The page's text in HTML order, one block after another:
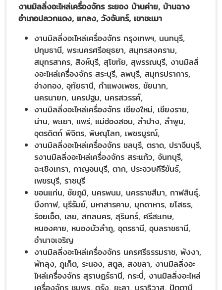
งานมิลลิ่งอะไหล่เครื่องจักร ระยอง บ้านค่าย, บ้านฉาง
อำเภอปลวกแดง, แกลง, วังจันทร์, เขาชะเมา
งานมิลลิ่งอะไหล่เครื่องจักร กรุงเทพฯ, นนทบุรี,
ปทุมธานี, พระนครศรีอยุธยา, สมุทรสงคราม,
สมุทรสาคร, สิงห์บุรี, สุโขทัย, สุพรรณบุรี, งานมิลลิ่
งอะไหล่เครื่องจักร สระบุรี, ลพบุรี, สมุทรปราการ,
อ่างทอง, อุทัยธานี, กำแพงเพชร, ชัยนาท,
นครนายก, นครปฐม, นครสวรรค์,
งานมิลลิ่งอะไหล่เครื่องจักร เชียงใหม่, เชียงราย,
น่าน, พะเยา, แพร่, แม่ฮ่องสอน, ลำปาง, ลำพูน,
อุตรดิตถ์ พิจิตร, พิษณุโลก, เพชรบูรณ์,
งานมิลลิ่งอะไหล่เครื่องจักร ชลบุรี, ตราด, ปราจีนบุรี,
รงานมิลลิ่งอะไหล่เครื่องจักร สระแก้ว, จันทบุรี,
ฉะเชิงเทรา, กาญจนบุรี, ตาก, ประจวบคีรีขันธ์,
เพชรบุรี, ราชบุรี
ขอนแก่น, ชัยภูมิ, นครพนม, นครราชสีมา, กาฬสินธุ์,
บึงกาฬ, บุรีรัมย์, มหาสารคาม, มุกดาหาร, ยโสธร,
ร้อยเอ็ด, เลย, สกลนคร, สุรินทร์, ศรีสะเกษ,
หนองคาย, หนองบัวลำภู, อุดรธานี, อุบลราชธานี,
อำนาจเจริญ
งานมิลลิ่งอะไหล่เครื่องจักร นครศรีธรรมราช, พังงา,
พัทลุง, ภูเก็ต, ระนอง, สตูล, สงขลา, งานมิลลิ่งอะ
ไหล่เครื่องจักร สุราษฎร์ธานี, กระบี่, งานมิลลิ่งอะไหล่